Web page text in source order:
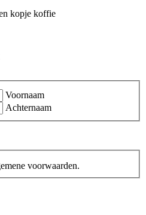
Voornaam
Achternaam
voorwaarden.